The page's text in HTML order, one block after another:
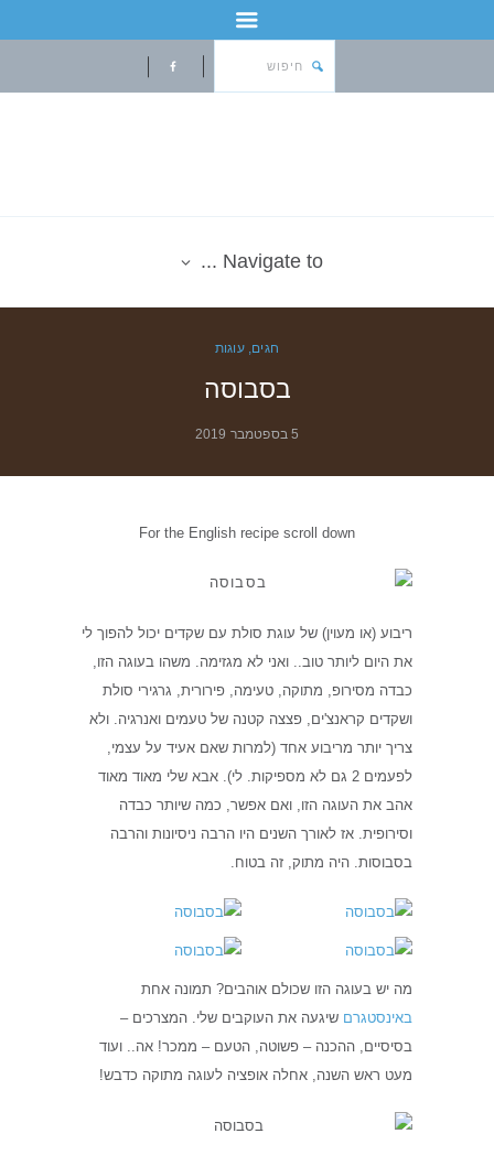
Navigate to ...
חגים ,עוגות
בסבוסה
5 בספטמבר 2019
For the English recipe scroll down
ריבוע (או מעוין) של עוגת סולת עם שקדים יכול להפוך לי
את היום ליותר טוב.. ואני לא מגזימה. משהו בעוגה הזו,
כבדה מסירופ, מתוקה, טעימה, פירורית, גרגירי סולת
ושקדים קראנצ'ים, פצצה קטנה של טעמים ואנרגיה. ולא
צריך יותר מריבוע אחד (למרות שאם אעיד על עצמי,
לפעמים 2 גם לא מספיקות. לי). אבא שלי מאוד מאוד
אהב את העוגה הזו, ואם אפשר, כמה שיותר כבדה
וסירופית. אז לאורך השנים היו הרבה ניסיונות והרבה
בסבוסות. היה מתוק, זה בטוח.
מה יש בעוגה הזו שכולם אוהבים? תמונה אחת
באינסטגרם שיגעה את העוקבים שלי. המצרכים –
בסיסיים, ההכנה – פשוטה, הטעם – ממכר! אה.. ועוד
מעט ראש השנה, אחלה אופציה לעוגה מתוקה כדבש!